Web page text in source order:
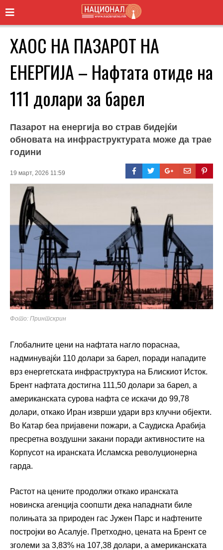
ХАОС НА ПАЗАРОТ НА
ЕНЕРГИЈА – Нафтата отиде на
111 долари за барел
Пазарот на енергија во страв бидејќи
обновата на инфраструктурата може да трае
години
19 март, 2026 11:59
Фото: Принтскрин
Глобалните цени на нафтата нагло пораснаа,
надминувајќи 110 долари за барел, поради нападите
врз енергетската инфраструктура на Блискиот Исток.
Брент нафтата достигна 111,50 долари за барел, а
американската сурова нафта се искачи до 99,78
долари, откако Иран изврши удари врз клучни објекти.
Во Катар беа пријавени пожари, а Саудиска Арабија
пресретна воздушни закани поради активностите на
Корпусот на иранската Исламска револуционерна
гарда.
Растот на цените продолжи откако иранската
новинска агенција соопшти дека нападнати биле
полињата за природен гас Јужен Парс и нафтените
постројки во Асалује. Претходно, цената на Брент се
зголеми за 3,83% на 107,38 долари, а американската